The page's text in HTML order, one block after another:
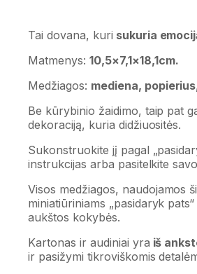
Tai dovana, kuri sukuria
Matmenys: 10,5×7,1×18,1cm.
Medžiagos: mediena,
Be kūrybinio žaidimo, taip pat
dekoraciją, kuria didžiuositės.
Sukonstruokite jį pagal
instrukcijas arba pasitelkite
Visos medžiagos, naudojamos
miniatiūriniams „pasidaryk
aukštos kokybės.
Kartonas ir audiniai yra iš
ir pasižymi tikroviškomis